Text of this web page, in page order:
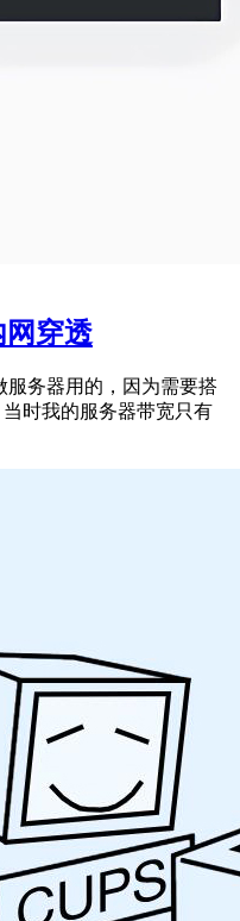
穿透
服务器用的，因为需要搭
时我的服务器带宽只有